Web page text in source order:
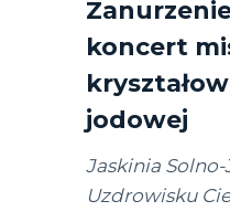
koncert
jodowej
Jaskinia
Uzdrowisku